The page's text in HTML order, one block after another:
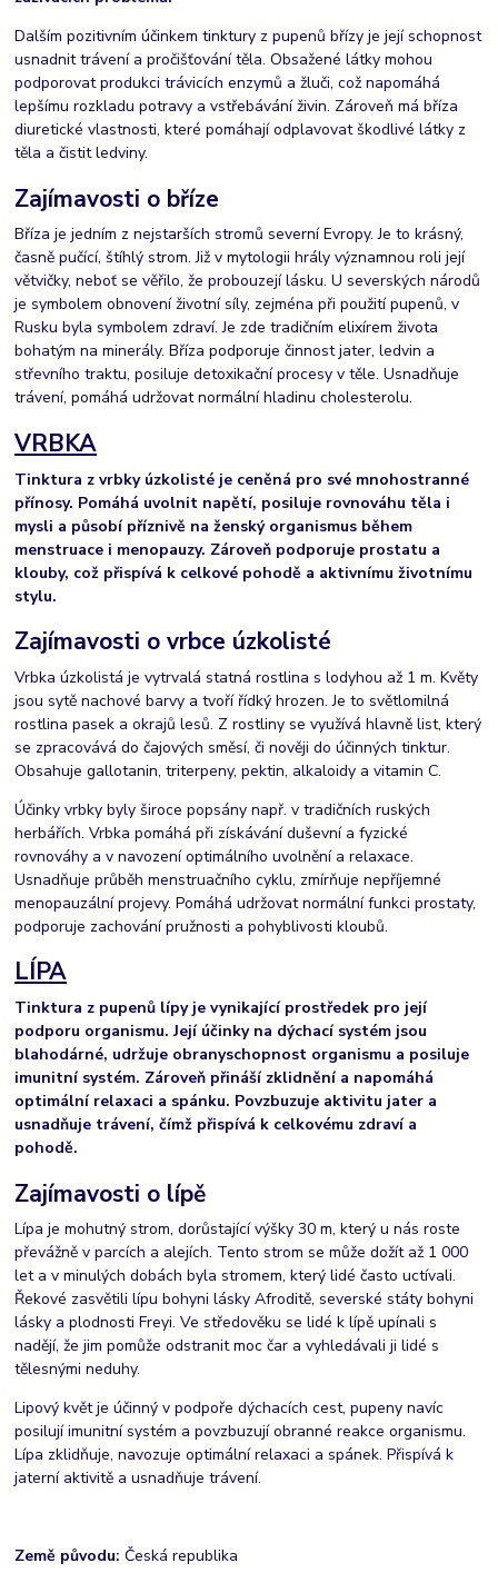
Dalším pozitivním účinkem tinktury z pupenů břízy je její schopnost
usnadnit trávení a pročišťování těla. Obsažené látky mohou
podporovat produkci trávicích enzymů a žluči, což napomáhá
lepšímu rozkladu potravy a vstřebávání živin. Zároveň má bříza
diuretické vlastnosti, které pomáhají odplavovat škodlivé látky z
těla a čistit ledviny.
Zajímavosti o bříze
Bříza je jedním z nejstarších stromů severní Evropy. Je to krásný,
časně pučící, štíhlý strom. Již v mytologii hrály významnou roli její
větvičky, neboť se věřilo, že probouzejí lásku. U severských národů
je symbolem obnovení životní síly, zejména při použití pupenů, v
Rusku byla symbolem zdraví. Je zde tradičním elixírem života
bohatým na minerály. Bříza podporuje činnost jater, ledvin a
střevního traktu, posiluje detoxikační procesy v těle. Usnadňuje
trávení, pomáhá udržovat normální hladinu cholesterolu.
VRBKA
Tinktura z vrbky úzkolisté je ceněná pro své mnohostranné
přínosy. Pomáhá uvolnit napětí, posiluje rovnováhu těla i
mysli a působí příznivě na ženský organismus během
menstruace i menopauzy. Zároveň podporuje prostatu a
klouby, což přispívá k celkové pohodě a aktivnímu životnímu
stylu.
Zajímavosti o vrbce úzkolisté
Vrbka úzkolistá je vytrvalá statná rostlina s lodyhou až 1 m. Květy
jsou sytě nachové barvy a tvoří řídký hrozen. Je to světlomilná
rostlina pasek a okrajů lesů. Z rostliny se využívá hlavně list, který
se zpracovává do čajových směsí, či nověji do účinných tinktur.
Obsahuje gallotanin, triterpeny, pektin, alkaloidy a vitamin C.
Účinky vrbky byly široce popsány např. v tradičních ruských
herbářích. Vrbka pomáhá při získávání duševní a fyzické
rovnováhy a v navození optimálního uvolnění a relaxace.
Usnadňuje průběh menstruačního cyklu, zmírňuje nepříjemné
menopauzální projevy. Pomáhá udržovat normální funkci prostaty,
podporuje zachování pružnosti a pohyblivosti kloubů.
LÍPA
Tinktura z pupenů lípy je vynikající prostředek pro její
podporu organismu. Její účinky na dýchací systém jsou
blahodárné, udržuje obranyschopnost organismu a posiluje
imunitní systém. Zároveň přináší zklidnění a napomáhá
optimální relaxaci a spánku. Povzbuzuje aktivitu jater a
usnadňuje trávení, čímž přispívá k celkovému zdraví a
pohodě.
Zajímavosti o lípě
Lípa je mohutný strom, dorůstající výšky 30 m, který u nás roste
převážně v parcích a alejích. Tento strom se může dožít až 1 000
let a v minulých dobách byla stromem, který lidé často uctívali.
Řekové zasvětili lípu bohyni lásky Afroditě, severské státy bohyni
lásky a plodnosti Freyi. Ve středověku se lidé k lípě upínali s
nadějí, že jim pomůže odstranit moc čar a vyhledávali ji lidé s
tělesnými neduhy.
Lipový květ je účinný v podpoře dýchacích cest, pupeny navíc
posilují imunitní systém a povzbuzují obranné reakce organismu.
Lípa zklidňuje, navozuje optimální relaxaci a spánek. Přispívá k
jaterní aktivitě a usnadňuje trávení.
Země původu:Česká republika